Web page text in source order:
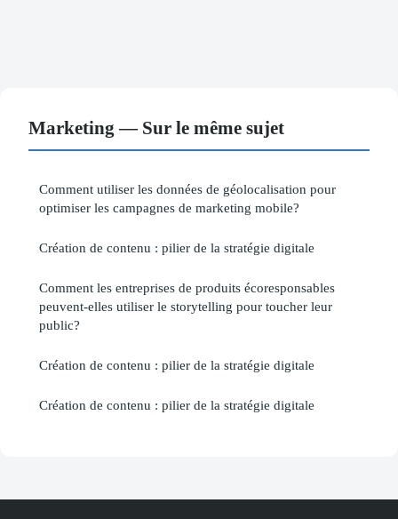
Marketing — Sur le même sujet
Comment utiliser les données de géolocalisation pour
optimiser les campagnes de marketing mobile?
Création de contenu : pilier de la stratégie digitale
Comment les entreprises de produits écoresponsables
peuvent-elles utiliser le storytelling pour toucher leur
public?
Création de contenu : pilier de la stratégie digitale
Création de contenu : pilier de la stratégie digitale